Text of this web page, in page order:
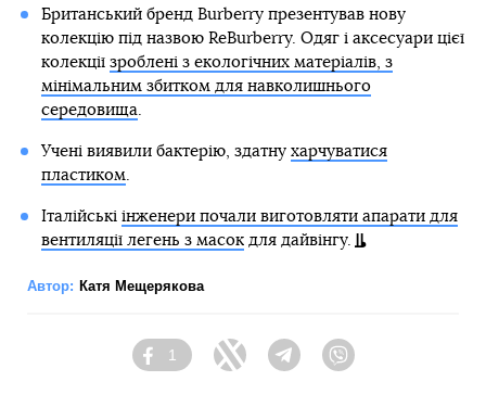
Британський бренд Burberry презентував нову
колекцію під назвою ReBurberry. Одяг і аксесуари цієї
колекції зроблені з екологічних матеріалів, з
мінімальним збитком для навколишнього
середовища.
Учені виявили бактерію, здатну харчуватися
пластиком.
Італійські інженери почали виготовляти апарати для
вентиляції легень з масокдля дайвінгу.
Автор: Катя Мещерякова
Facebook
1
Twitter Telegram